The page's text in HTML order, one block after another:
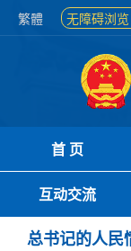
繁體 无障碍浏览
首 页
互动交流